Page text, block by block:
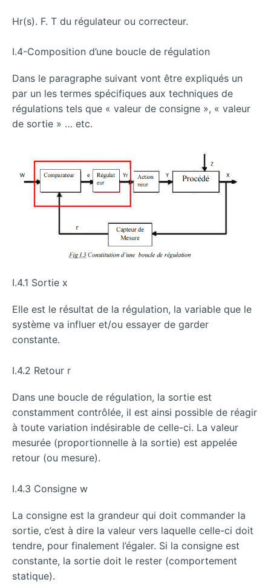
Hr(s). F. T du régulateur ou correcteur.
I.4-Composition d’une boucle de régulation
Dans le paragraphe suivant vont être expliqués un
par un les termes spécifiques aux techniques de
régulations tels que « valeur de consigne », « valeur
de sortie » … etc.
I.4.1 Sortie x
Elle est le résultat de la régulation, la variable que le
système va influer et/ou essayer de garder
constante.
I.4.2 Retour r
Dans une boucle de régulation, la sortie est
constamment contrôlée, il est ainsi possible de réagir
à toute variation indésirable de celle-ci. La valeur
mesurée (proportionnelle à la sortie) est appelée
retour (ou mesure).
I.4.3 Consigne w
La consigne est la grandeur qui doit commander la
sortie, c’est à dire la valeur vers laquelle celle-ci doit
tendre, pour finalement l’égaler. Si la consigne est
constante, la sortie doit le rester (comportement
statique).